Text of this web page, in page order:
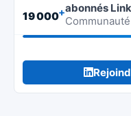
19 000+abonnés